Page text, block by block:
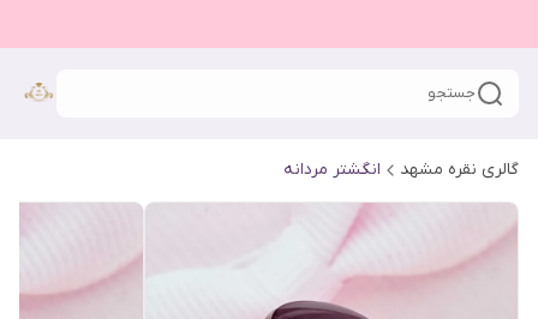
جستجو
گالری نقره مشهد انگشتر مردانه